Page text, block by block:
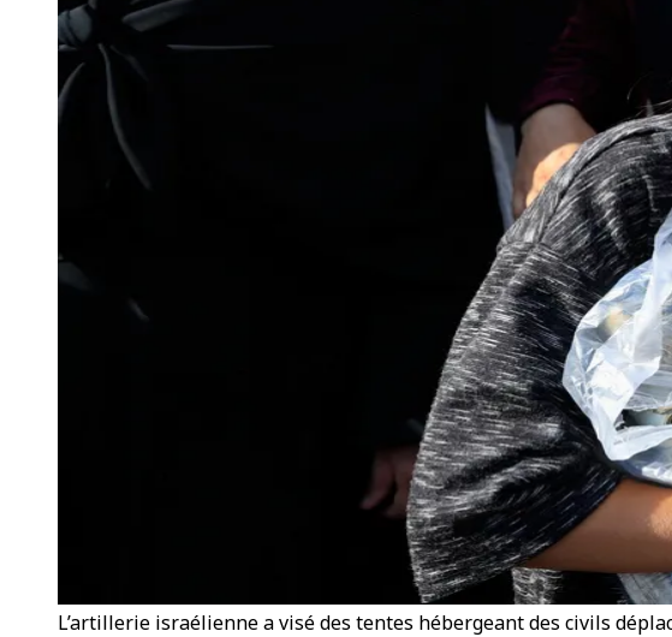
L’artillerie israélienne a visé des tentes hébergeant des civils